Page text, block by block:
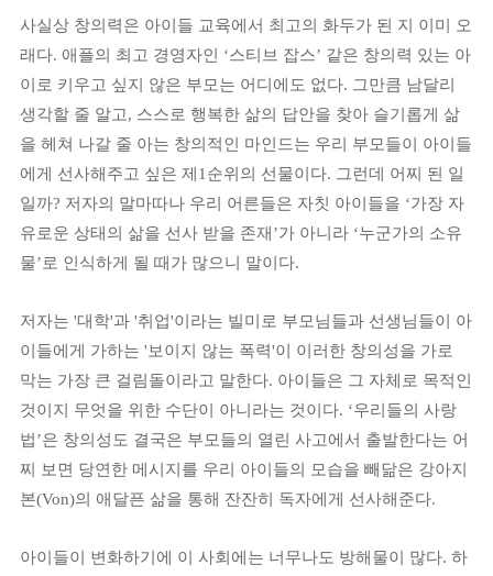
사실상 창의력은 아이들 교육에서 최고의 화두가 된 지 이미 오
래다. 애플의 최고 경영자인 ‘스티브 잡스’ 같은 창의력 있는 아
이로 키우고 싶지 않은 부모는 어디에도 없다. 그만큼 남달리
생각할 줄 알고, 스스로 행복한 삶의 답안을 찾아 슬기롭게 삶
을 헤쳐 나갈 줄 아는 창의적인 마인드는 우리 부모들이 아이들
에게 선사해주고 싶은 제1 순위의 선물이다. 그런데 어찌 된 일
일까? 저자의 말마따나 우리 어른들은 자칫 아이들을 ‘가장 자
유로운 상태의 삶을 선사 받을 존재’가 아니라 ‘누군가의 소유
물’로 인식하게 될 때가 많으니 말이다.
저자는 '대학'과 '취업'이라는 빌미로 부모님들과 선생님들이 아
이들에게 가하는 '보이지 않는 폭력'이 이러한 창의성을 가로
막는 가장 큰 걸림돌이라고 말한다. 아이들은 그 자체로 목적인
것이지 무엇을 위한 수단이 아니라는 것이다. ‘우리들의 사랑
법’은 창의성도 결국은 부모들의 열린 사고에서 출발한다는 어
찌 보면 당연한 메시지를 우리 아이들의 모습을 빼닮은 강아지
본(Von)의 애달픈 삶을 통해 잔잔히 독자에게 선사해준다.
아이들이 변화하기에 이 사회에는 너무나도 방해물이 많다. 하